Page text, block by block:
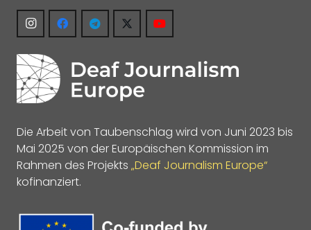
Die Arbeit von Taubenschlag wird von Juni 2023 bis
Mai 2025 von der Europäischen Kommission im
Rahmen des Projekts „Deaf Journalism Europe“
kofinanziert.